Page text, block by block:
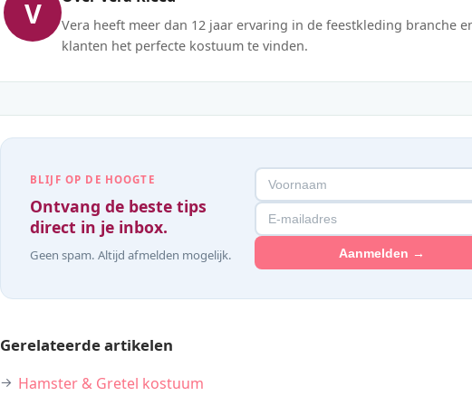
V
Vera heeft meer dan 12 jaar ervaring in de feestkleding branche
klanten het perfecte kostuum te vinden.
BLIJF OP DE HOOGTE
Ontvang de beste tips
direct in je inbox.
Geen spam. Altijd afmelden mogelijk. Aanmelden →
Gerelateerde artikelen
Hamster & Gretel kostuum